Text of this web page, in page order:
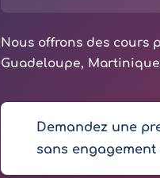
Nous offrons des cours
Guadeloupe,
Demandez une
sans